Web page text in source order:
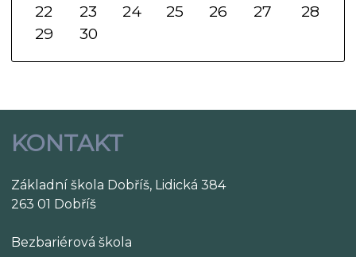
22
23 24 25 26 27
28
29
30
KONTAKT
Základní škola Dobříš, Lidická 384
263 01 Dobříš
Bezbariérová škola